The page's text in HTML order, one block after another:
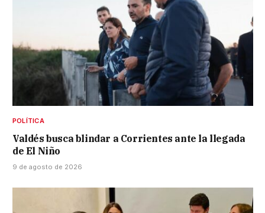
POLÍTICA
Valdés busca blindar a Corrientes ante la llegada
de El Niño
9 de agosto de 2026